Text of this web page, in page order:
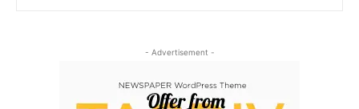
- Advertisement -